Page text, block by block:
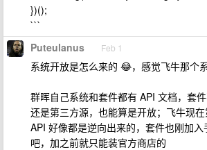
})();
```
Puteulanus Feb 1
系统开放是怎么来的 😂，感觉飞牛那个
群晖自己系统和套件都有 API 文档，套件
还是第三方源，也能算是开放；飞牛现
API 好像都是逆向出来的，套件也刚加入
吧，加之前就只能装官方商店的